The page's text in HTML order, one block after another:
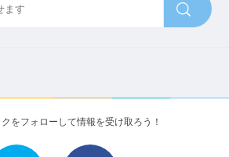
をフォローして情報を受け取ろう！